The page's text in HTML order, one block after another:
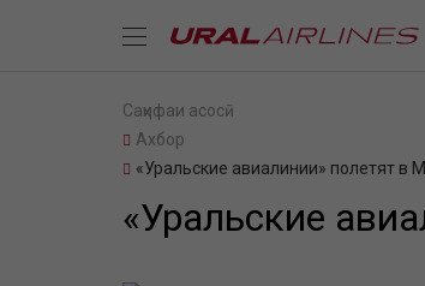
Саҳифаи асосӣ
Ахбор
«Уральские авиалинии» полетят в
«Уральские